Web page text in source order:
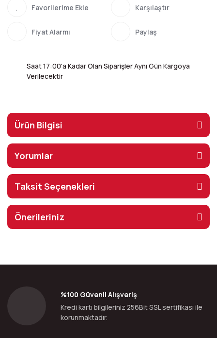
Karşılaştır
Fiyat Alarmı Paylaş
Saat 17:00'a Kadar Olan Siparişler Aynı Gün Kargoya
Verilecektir
Ürün Bilgisi
Yorumlar
Taksit Seçenekleri
Önerileriniz
%100 Güvenli Alışveriş
Kredi kartı bilgileriniz 256Bit SSL sertifikası ile
korunmaktadır.